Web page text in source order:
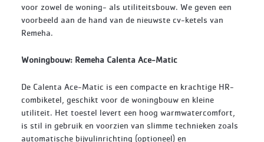
voor zowel de woning- als utiliteitsbouw. We geven een
voorbeeld aan de hand van de nieuwste cv-ketels van
Remeha.
Woningbouw: Remeha Calenta Ace-Matic
De Calenta Ace-Matic is een compacte en krachtige HR-
combiketel, geschikt voor de woningbouw en kleine
utiliteit. Het toestel levert een hoog warmwatercomfort,
is stil in gebruik en voorzien van slimme technieken zoals
automatische bijvulinrichting (optioneel) en